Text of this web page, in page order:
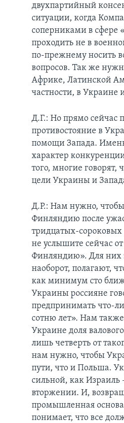
двухпартийный
ситуации, когда
соперниками в сфере
проходить не в
по-прежнему носить
вопросов. Так же
Африке, Латинской
частности, в Украине
Д.Г.: Но прямо сейчас
противостояние в
помощи Запада.
характер
того, многие говорят,
цели Украины и
Д.Р.: Нам нужно,
Финляндию после
тридцатых-сороковых
не услышите сейчас
Финляндию». Для них
наоборот, полагают,
как минимум сто
Украины россияне
предпринимать что-
сотню лет». Нам
Украине доля
лишь четверть от
нам нужно, чтобы
пути, что и Польша.
сильной, как Израиль
вторжении. И,
промышленная
понимает, что все